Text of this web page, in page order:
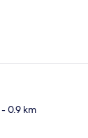
- 0.9 km